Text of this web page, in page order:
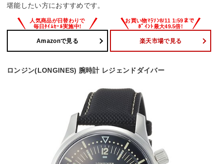
堪能したい方におすすめです。
Amazonで見る 楽天市場で見る
ロンジン(LONGINES) 腕時計 レジェンドダイバー